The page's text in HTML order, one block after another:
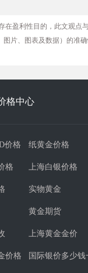
在盈利性目的，此文观
片、图表及数据）的准
格中心
价格 纸黄金价格
格 上海白银价格
实物黄金
黄金期货
上海黄金金价
价格 国际银价多少钱